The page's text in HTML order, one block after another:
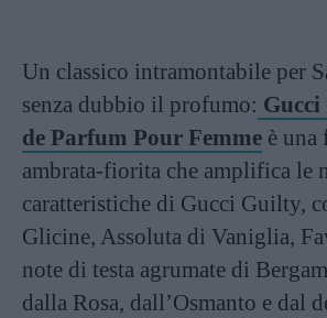
Un classico intramontabile per
senza dubbio il profumo:
de Parfum Pour Femme è una
ambrata-fiorita che amplifica le
caratteristiche di Gucci Guilty,
Glicine, Assoluta di Vaniglia,
note di testa agrumate di
dalla Rosa, dall’Osmanto e dal